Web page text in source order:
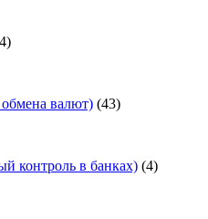
валют) (43)
контроль в банках) (4)